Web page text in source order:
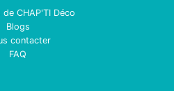
CHAP'TI Déco
Blogs
contacter
FAQ